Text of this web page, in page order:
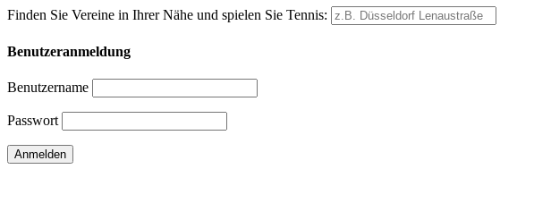
Finden Sie Vereine in Ihrer Nähe und spielen Sie Tennis:
Benutzeranmeldung
Benutzername
Passwort